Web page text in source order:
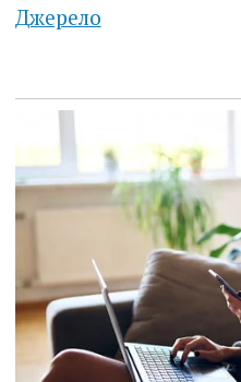
Джерело